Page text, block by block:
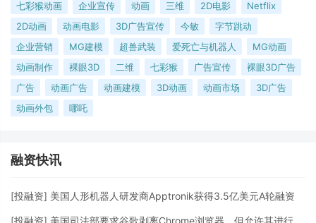
七彩猴动画 企业宣传 动画 三维 2D电影
Netflix
2D动画
动画电影 3D广告宣传 今敏
字节跳动
企业营销
MG建模 超兽武装 爱死亡与机器人
MG动画
动画制作
裸眼3D 二维 七彩猴 广告宣传
裸眼3D广告
广告
动画广告 动画建模 3D动画 动画市场
3D广告
动画外包
哪吒
融资快讯
[投融资] 美国人形机器人研发商Apptronik获得3.5亿美元A轮融资